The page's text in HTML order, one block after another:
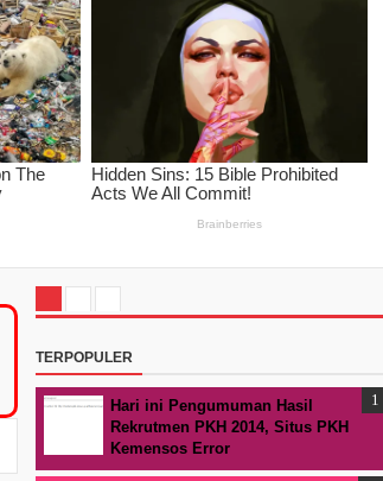
TERPOPULER
Hari ini Pengumuman Hasil
Rekrutmen PKH 2014, Situs PKH
Kemensos Error